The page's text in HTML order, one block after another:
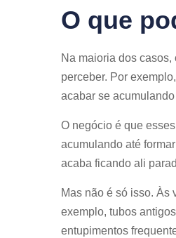
O que
Na maioria dos
perceber. Por
acabar se
O negócio é que
acumulando até
acaba ficando ali
Mas não é só isso. Às
exemplo, tubos
entupimentos